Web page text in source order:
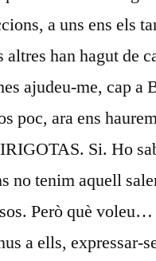
a uns ens els
altres han hagut de
ajudeu-me, cap a
poc, ara ens
Si. Ho
no tenim aquell
Però què voleu…
a ells, expressar-